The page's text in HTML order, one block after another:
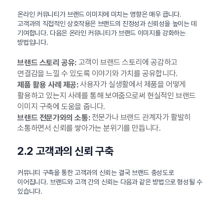
온라인 커뮤니티가 브랜드 이미지에 미치는 영향은 매우 큽니다.
고객과의 직접적인 상호작용은 브랜드의 진정성과 신뢰성을 높이는 데
기여합니다. 다음은 온라인 커뮤니티가 브랜드 이미지를 강화하는
방법입니다.
브랜드 스토리 공유:고객이 브랜드 스토리에 공감하고
연결감을 느낄 수 있도록 이야기와 가치를 공유합니다.
제품 활용 사례 제공:사용자가 실생활에서 제품을 어떻게
활용하고 있는지 사례를 통해 보여줌으로써 현실적인 브랜드
이미지 구축에 도움을 줍니다.
브랜드 전문가와의 소통:전문가나 브랜드 관계자가 활발히
소통하면서 신뢰를 쌓아가는 분위기를 만듭니다.
2.2 고객과의 신뢰 구축
커뮤니티 구축을 통한 고객과의 신뢰는 결국 브랜드 충성도로
이어집니다. 브랜드와 고객 간의 신뢰는 다음과 같은 방법으로 형성될 수
있습니다.